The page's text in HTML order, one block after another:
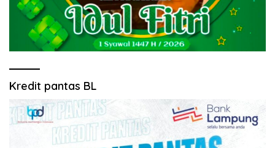
Kredit pantas BL